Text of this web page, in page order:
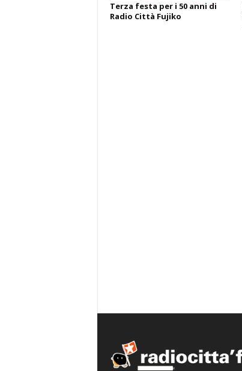
Terza festa per i 50 anni di
Radio Città Fujiko